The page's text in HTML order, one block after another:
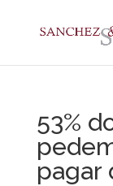
53%
pagar